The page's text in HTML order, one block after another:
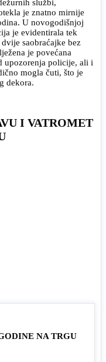
službi,
je znatno mirnije
U novogodišnjoj
je evidentirala tek
saobraćajke bez
je povećana
upozorenja policije, ali i
mogla čuti, što je
dekora.
I VATROMET
NA TRGU